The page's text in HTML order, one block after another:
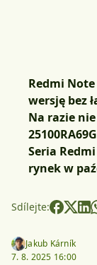
Redmi
wersję bez
Na razie
Seria
rynek w
Sdílejte:
Jakub Kárník
7. 8. 2025 16:00